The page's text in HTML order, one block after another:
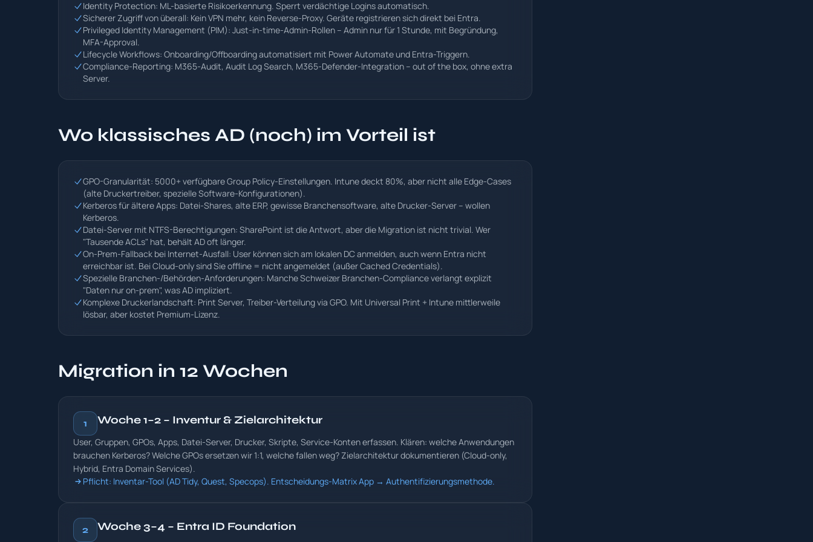
Identity Protection: ML-basierte Risikoerkennung. Sperrt verdächtige Logins automatisch.
Sicherer Zugriff von überall: Kein VPN mehr, kein Reverse-Proxy. Geräte registrieren sich direkt bei Entra.
Privileged Identity Management (PIM): Just-in-time-Admin-Rollen – Admin nur für 1 Stunde, mit Begründung,
MFA-Approval.
Lifecycle Workflows: Onboarding/Offboarding automatisiert mit Power Automate und Entra-Triggern.
Compliance-Reporting: M365-Audit, Audit Log Search, M365-Defender-Integration – out of the box, ohne extra
Server.
Wo klassisches AD (noch) im Vorteil ist
GPO-Granularität: 5000+ verfügbare Group Policy-Einstellungen. Intune deckt 80%, aber nicht alle Edge-Cases
(alte Druckertreiber, spezielle Software-Konfigurationen).
Kerberos für ältere Apps: Datei-Shares, alte ERP, gewisse Branchensoftware, alte Drucker-Server – wollen
Kerberos.
Datei-Server mit NTFS-Berechtigungen: SharePoint ist die Antwort, aber die Migration ist nicht trivial. Wer
"Tausende ACLs" hat, behält AD oft länger.
On-Prem-Fallback bei Internet-Ausfall: User können sich am lokalen DC anmelden, auch wenn Entra nicht
erreichbar ist. Bei Cloud-only sind Sie offline = nicht angemeldet (außer Cached Credentials).
Spezielle Branchen-/Behörden-Anforderungen: Manche Schweizer Branchen-Compliance verlangt explizit
"Daten nur on-prem", was AD impliziert.
Komplexe Druckerlandschaft: Print Server, Treiber-Verteilung via GPO. Mit Universal Print + Intune mittlerweile
lösbar, aber kostet Premium-Lizenz.
Migration in 12 Wochen
1 Woche 1–2 – Inventur & Zielarchitektur
User, Gruppen, GPOs, Apps, Datei-Server, Drucker, Skripte, Service-Konten erfassen. Klären: welche Anwendungen
brauchen Kerberos? Welche GPOs ersetzen wir 1:1, welche fallen weg? Zielarchitektur dokumentieren (Cloud-only,
Hybrid, Entra Domain Services).
Pflicht: Inventar-Tool (AD Tidy, Quest, Specops). Entscheidungs-Matrix App → Authentifizierungsmethode.
2 Woche 3–4 – Entra ID Foundation